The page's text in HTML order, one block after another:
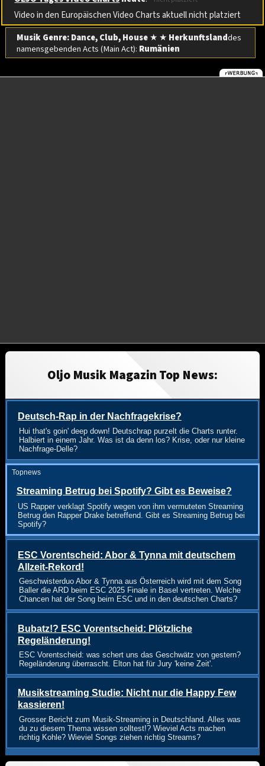
Video in den Europäischen Video Charts aktuell nicht platziert
Musik Genre: Dance, Club, House★ ★ Herkunftslanddes
namensgebenden Acts (Main Act): Rumänien
Oljo Musik Magazin Top News:
Deutsch-Rap in der Nachfragekrise?
Hui that's goin' deep down! Deutschrap purzelt die Charts runter.
Halbiert in einem Jahr. Was ist da denn los? Krise, oder nur kleine
Nachfrage-Delle?
Topnews
Streaming Betrug bei Spotify? Gibt es Beweise?
US Rapper verklagt Spotify wegen von ihm vermuteten Streaming
Betrug den Rapper Drake betreffend. Gibt es Streaming Betrug bei
Spotify?
ESC Vorentscheid: Abor & Tynna mit deutschem
Allzeit-Rekord!
Geschwisterduo Abor & Tynna aus Österreich wird mit dem Song
Baller die ARD beim ESC 2025 Finale in Basel vertreten. Welche
Chancen hat der Song beim ESC und in den deutschen Charts?
Bubatz!? ESC Vorentscheid: Plötzliche
Regeländerung!
ESC Vorentscheid: was schert uns das Geschwätz von gestern?
Regeländerung überrascht. Elton hat für Jury 'keine Zeit'.
Musikstreaming Studie: Nicht nur die Happy Few
kassieren!
Grosser Bericht zum Musik-Streaming in Deutschland. Alles was
du zu diesem Thema wissen solltest!? Wieviel Acts machen
richtig Kohle? Wieviel Songs ziehen richtig Streams?